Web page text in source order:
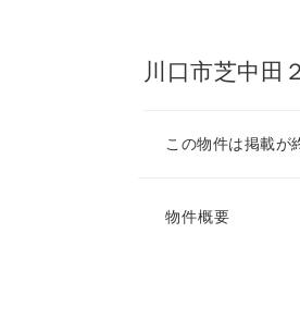
川口市芝中田
この物件は掲載が
物件概要